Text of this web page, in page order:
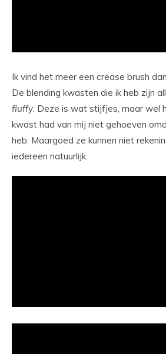
Ik vind het meer een crease brush
De blending kwasten die ik heb zijn
fluffy . Deze is wat stijfjes, maar wel
kwast had van mij niet gehoeven
heb. Maargoed ze kunnen niet
iedereen natuurlijk.